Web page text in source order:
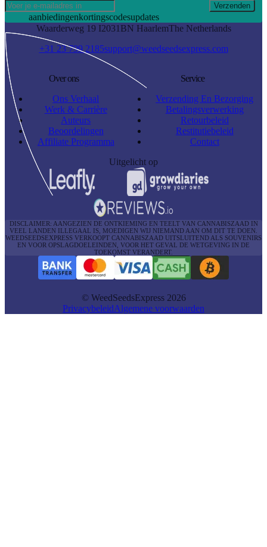
Verzenden
aanbiedingenkortingscodesupdates
Waarderweg 19 I2031BN HaarlemThe Netherlands
+31 23 799 2185support@weedseedsexpress.com
Over ons
Ons Verhaal
Werk & Carrière
Auteurs
Beoordelingen
Affiliate Programma
Service
Verzending En Bezorging
Betalingsverwerking
Retourbeleid
Restitutiebeleid
Contact
Uitgelicht op
DISCLAIMER: AANGEZIEN DE ONTKIEMING EN TEELT VAN CANNABISZAAD IN
VEEL LANDEN ILLEGAAL IS, MOEDIGEN WIJ NIEMAND AAN OM DIT TE DOEN.
WEEDSEEDSEXPRESS VERKOOPT CANNABISZAAD UITSLUITEND ALS SOUVENIRS
EN VOOR OPSLAGDOELEINDEN, VOOR HET GEVAL DE WETGEVING IN DE
TOEKOMST VERANDERT.
© WeedSeedsExpress 2026
PrivacybeleidAlgemene voorwaarden